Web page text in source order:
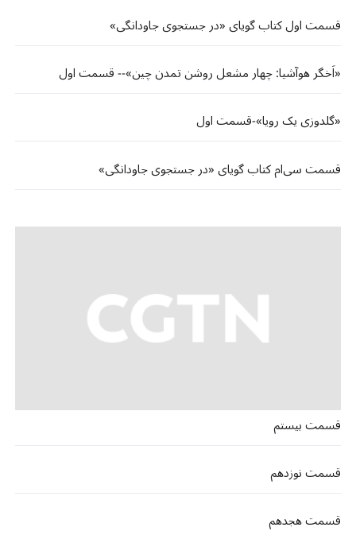
قسمت اول کتاب گویای «در جستجوی جاودانگی»
«اَخگر هوآشیا: چهار مشعل روشن تمدن چین»-- قسمت اول
«گلدوزی یک رویا»-قسمت اول
قسمت سی‌ام کتاب گویای «در جستجوی جاودانگی»
قسمت بیستم
قسمت نوزدهم
قسمت هجدهم